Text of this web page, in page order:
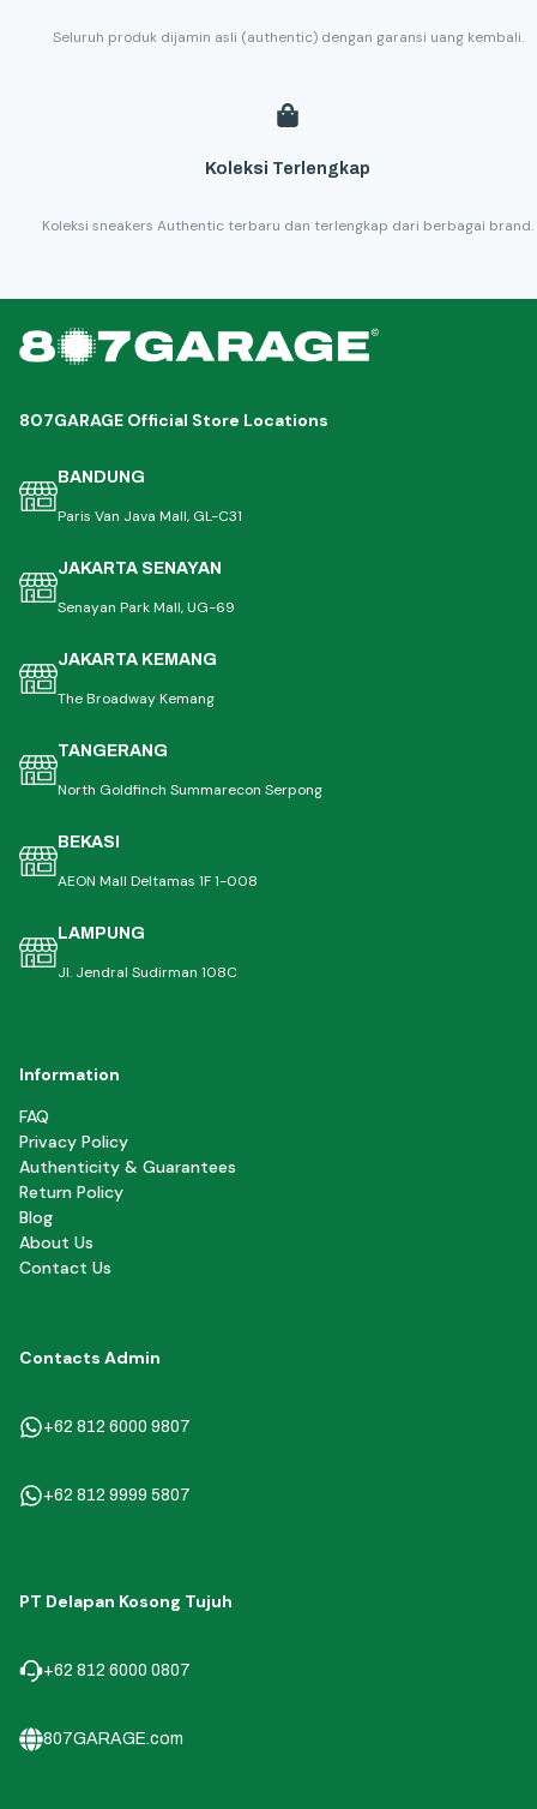
Seluruh produk dijamin asli (authentic) dengan garansi uang kembali.
Koleksi Terlengkap
Koleksi sneakers Authentic terbaru dan terlengkap dari berbagai brand.
807GARAGE Official Store Locations
BANDUNG
Paris Van Java Mall, GL-C31
JAKARTA SENAYAN
Senayan Park Mall, UG-69
JAKARTA KEMANG
The Broadway Kemang
TANGERANG
North Goldfinch Summarecon Serpong
BEKASI
AEON Mall Deltamas 1F 1-008
LAMPUNG
Jl. Jendral Sudirman 108C
Information
FAQ
Privacy Policy
Authenticity & Guarantees
Return Policy
Blog
About Us
Contact Us
Contacts Admin
+62 812 6000 9807
+62 812 9999 5807
PT Delapan Kosong Tujuh
+62 812 6000 0807
807GARAGE.com